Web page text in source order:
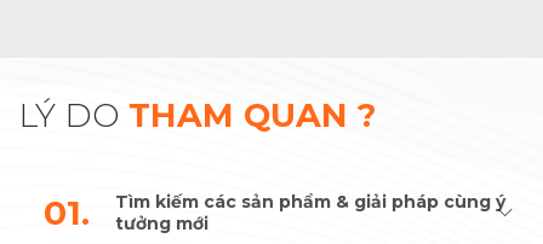
LÝ DO THAM QUAN ?
01.
Tìm kiếm các sản phẩm & giải pháp cùng ý
tưởng mới